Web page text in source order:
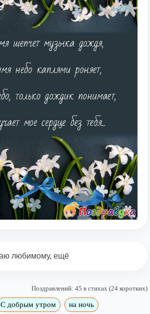
Поздравлений: 45 в стихах (24 коротких)
С добрым утром на ночь